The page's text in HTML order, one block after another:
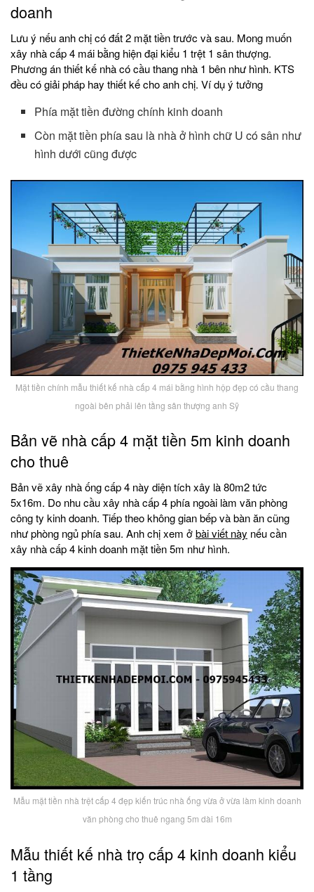
doanh
Lưu ý nếu anh chị có đất 2 mặt tiền trước và sau. Mong muốn
xây nhà cấp 4 mái bằng hiện đại kiểu 1 trệt 1 sân thượng.
Phương án thiết kế nhà có cầu thang nhà 1 bên như hình. KTS
đều có giải pháp hay thiết kế cho anh chị. Ví dụ ý tưởng
Phía mặt tiền đường chính kinh doanh
Còn mặt tiền phía sau là nhà ở hình chữ U có sân như
hình dưới cũng được
Mặt tiền chính mẫu thiết kế nhà cấp 4 mái bằng hình hộp đẹp có cầu thang
ngoài bên phải lên tầng sân thượng anh Sỹ
Bản vẽ nhà cấp 4 mặt tiền 5m kinh doanh
cho thuê
Bản vẽ xây nhà ống cấp 4 này diện tích xây là 80m2 tức
5x16m. Do nhu cầu xây nhà cấp 4 phía ngoài làm văn phòng
công ty kinh doanh. Tiếp theo không gian bếp và bàn ăn cũng
như phòng ngủ phía sau. Anh chị xem ởbài viết này nếu cần
xây nhà cấp 4 kinh doanh mặt tiền 5m như hình.
Mẫu mặt tiền nhà trệt cấp 4 đẹp kiến trúc nhà ống vừa ở vừa làm kinh doanh
văn phòng cho thuê ngang 5m dài 16m
Mẫu thiết kế nhà trọ cấp 4 kinh doanh kiểu
1 tầng